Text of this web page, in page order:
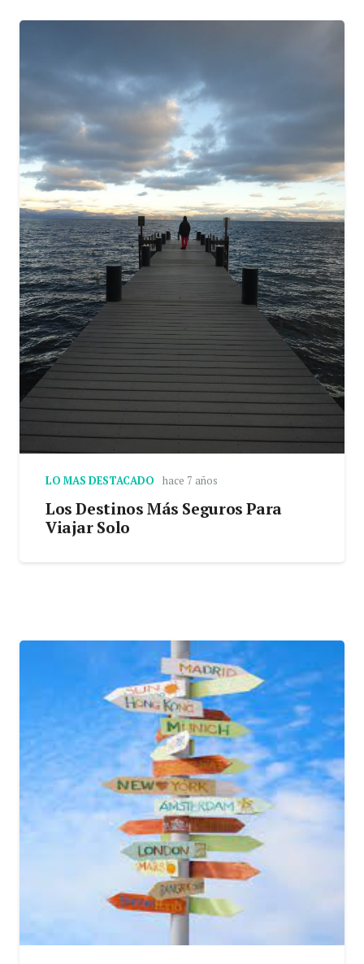
LO MAS DESTACADO hace 7 años
Los Destinos Más Seguros Para
Viajar Solo